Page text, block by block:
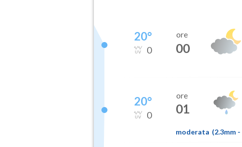
20°
0
ore
00
20°
0
ore
01
moderata (2.3mm -